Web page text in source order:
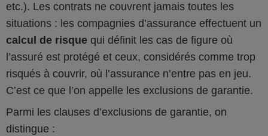
etc.). Les contrats ne couvrent jamais toutes les
situations : les compagnies d’assurance effectuent un
calcul de risque qui définit les cas de figure où
l’assuré est protégé et ceux, considérés comme trop
risqués à couvrir, où l’assurance n’entre pas en jeu.
C’est ce que l’on appelle les exclusions de garantie.
Parmi les clauses d’exclusions de garantie, on
distingue :